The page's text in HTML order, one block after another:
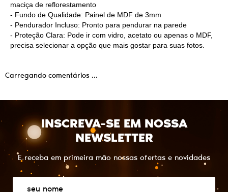
maciça de reflorestamento
- Fundo de Qualidade: Painel de MDF de 3mm
- Pendurador Incluso: Pronto para pendurar na parede
- Proteção Clara: Pode ir com vidro, acetato ou apenas o MDF,
precisa selecionar a opção que mais gostar para suas fotos.
Carregando comentários ...
INSCREVA-SE EM NOSSA
NEWSLETTER
E receba em primeira mão nossas ofertas e novidades